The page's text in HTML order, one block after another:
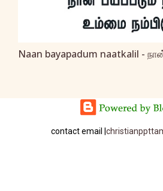
Naan bayapadum naatkalil -
contact email |